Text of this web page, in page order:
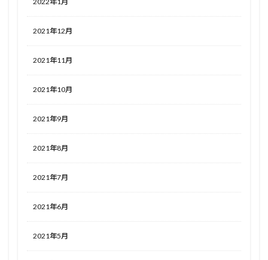
2021年12月
2021年11月
2021年10月
2021年9月
2021年8月
2021年7月
2021年6月
2021年5月